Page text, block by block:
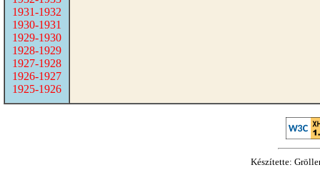
1931-1932
1930-1931
1929-1930
1928-1929
1927-1928
1926-1927
1925-1926
Készítette: